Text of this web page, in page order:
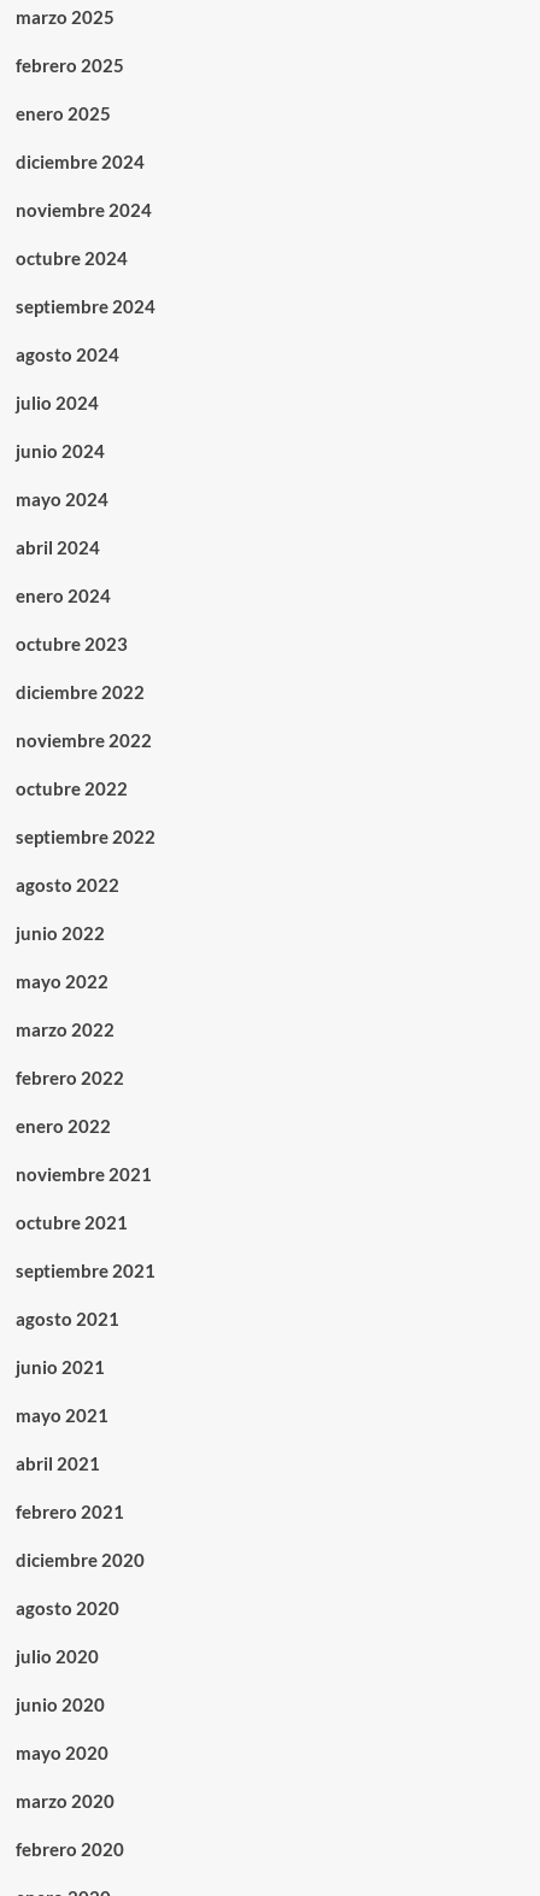
marzo 2025
febrero 2025
enero 2025
diciembre 2024
noviembre 2024
octubre 2024
septiembre 2024
agosto 2024
julio 2024
junio 2024
mayo 2024
abril 2024
enero 2024
octubre 2023
diciembre 2022
noviembre 2022
octubre 2022
septiembre 2022
agosto 2022
junio 2022
mayo 2022
marzo 2022
febrero 2022
enero 2022
noviembre 2021
octubre 2021
septiembre 2021
agosto 2021
junio 2021
mayo 2021
abril 2021
febrero 2021
diciembre 2020
agosto 2020
julio 2020
junio 2020
mayo 2020
marzo 2020
febrero 2020